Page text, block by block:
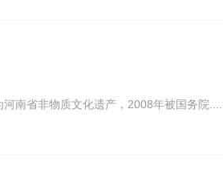
省非物质文化遗产，2008年被国务院......